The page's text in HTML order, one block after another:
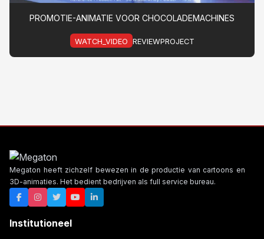
PROMOTIE-ANIMATIE VOOR CHOCOLADEMACHINES
WATCH_VIDEO REVIEWPROJECT
Megaton heeft zichzelf bewezen in de productie van cartoons en
3D-animaties. Het bedient bedrijven als full service bureau.
Institutioneel